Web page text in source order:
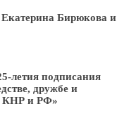
Бирюкова и
летия подписания
дружбе и
КНР и РФ»